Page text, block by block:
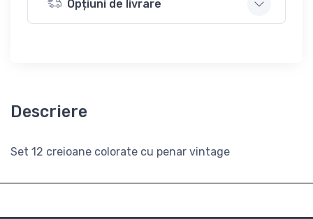
Opțiuni de livrare
Descriere
Set 12 creioane colorate cu penar vintage